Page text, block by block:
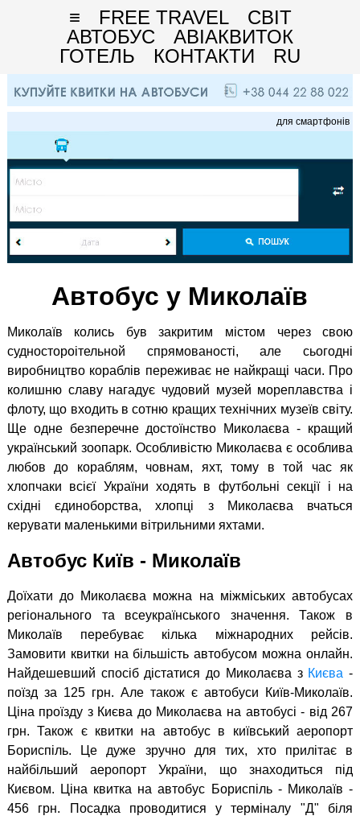
≡ FREE TRAVEL
СВІТ
АВТОБУС
АВІАКВИТОК
ГОТЕЛЬ
КОНТАКТИ RU
для смартфонів
Автобус у Миколаїв
Миколаїв колись був закритим містом через свою
судностороітельной спрямованості, але сьогодні
виробництво кораблів переживає не найкращі часи. Про
колишню славу нагадує чудовий музей мореплавства і
флоту, що входить в сотню кращих технічних музеїв світу.
Ще одне безперечне достоїнство Миколаєва - кращий
український зоопарк. Особливістю Миколаєва є особлива
любов до кораблям, човнам, яхт, тому в той час як
хлопчаки всієї України ходять в футбольні секції і на
східні єдиноборства, хлопці з Миколаєва вчаться
керувати маленькими вітрильними яхтами.
Автобус Київ - Миколаїв
Доїхати до Миколаєва можна на міжміських автобусах
регіонального та всеукраїнського значення. Також в
Миколаїв перебуває кілька міжнародних рейсів.
Замовити квитки на більшість автобусом можна онлайн.
Найдешевший спосіб дістатися до Миколаєва з Києва -
поїзд за 125 грн. Але також є автобуси Київ-Миколаїв.
Ціна проїзду з Києва до Миколаєва на автобусі - від 267
грн. Також є квитки на автобус в київський аеропорт
Бориспіль. Це дуже зручно для тих, хто прилітає в
найбільший аеропорт України, що знаходиться під
Києвом. Ціна квитка на автобус Бориспіль - Миколаїв -
456 грн. Посадка проводитися у терміналу "Д" біля